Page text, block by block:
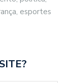
esportes